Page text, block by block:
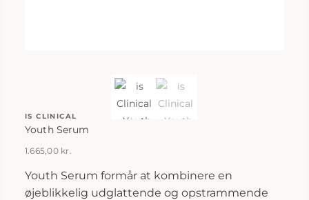
IS CLINICAL
Youth Serum
1.665,00 kr.
Youth Serum formår at kombinere en
øjeblikkelig udglattende og opstrammende